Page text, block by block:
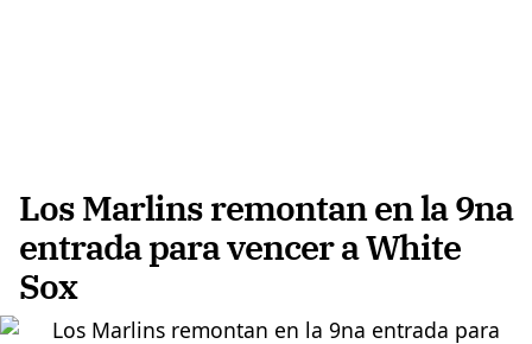
Los Marlins remontan en la 9na
entrada para vencer a White
Sox